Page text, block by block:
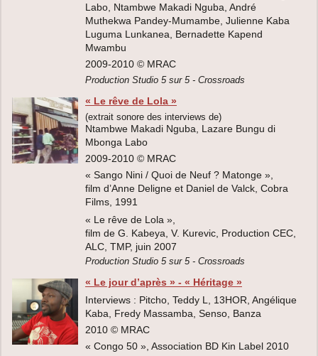
Labo, Ntambwe Makadi Nguba, André
Muthekwa Pandey-Mumambe, Julienne Kaba
Luguma Lunkanea, Bernadette Kapend
Mwambu
2009-2010 © MRAC
Production Studio 5 sur 5 - Crossroads
« Le rêve de Lola »
(extrait sonore des interviews de)
Ntambwe Makadi Nguba, Lazare Bungu di
Mbonga Labo
2009-2010 © MRAC
« Sango Nini / Quoi de Neuf ? Matonge »,
film d’Anne Deligne et Daniel de Valck, Cobra
Films, 1991
« Le rêve de Lola »,
film de G. Kabeya, V. Kurevic, Production CEC,
ALC, TMP, juin 2007
Production Studio 5 sur 5 - Crossroads
« Le jour d’après » - « Héritage »
Interviews : Pitcho, Teddy L, 13HOR, Angélique
Kaba, Fredy Massamba, Senso, Banza
2010 © MRAC
« Congo 50 », Association BD Kin Label 2010